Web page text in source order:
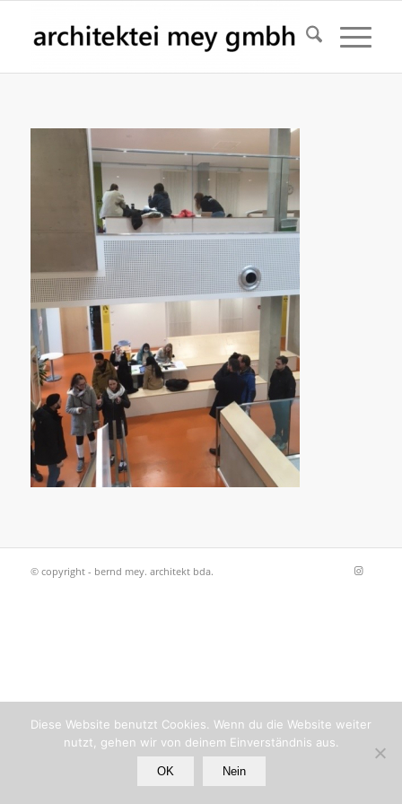
© copyright - bernd mey. architekt bda.
Diese Website benutzt Cookies. Wenn du die Website weiter
nutzt, gehen wir von deinem Einverständnis aus.
OK Nein